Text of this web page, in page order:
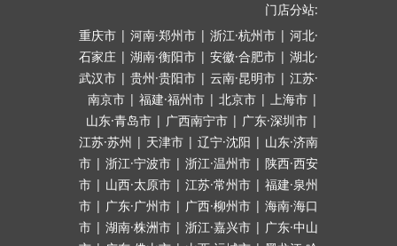
门店分站:
重庆市 | 河南·郑州市 | 浙江·杭州市 | 河北·
石家庄 | 湖南·衡阳市 | 安徽·合肥市 | 湖北·
武汉市 | 贵州·贵阳市 | 云南·昆明市 | 江苏·
南京市 | 福建·福州市 | 北京市 | 上海市 |
山东·青岛市 | 广西南宁市 | 广东·深圳市 |
江苏·苏州 | 天津市 | 辽宁·沈阳 | 山东·济南
市 | 浙江·宁波市 | 浙江·温州市 | 陕西·西安
市 | 山西·太原市 | 江苏·常州市 | 福建·泉州
市 | 广东·广州市 | 广西·柳州市 | 海南·海口
市 | 湖南·株洲市 | 浙江·嘉兴市 | 广东·中山